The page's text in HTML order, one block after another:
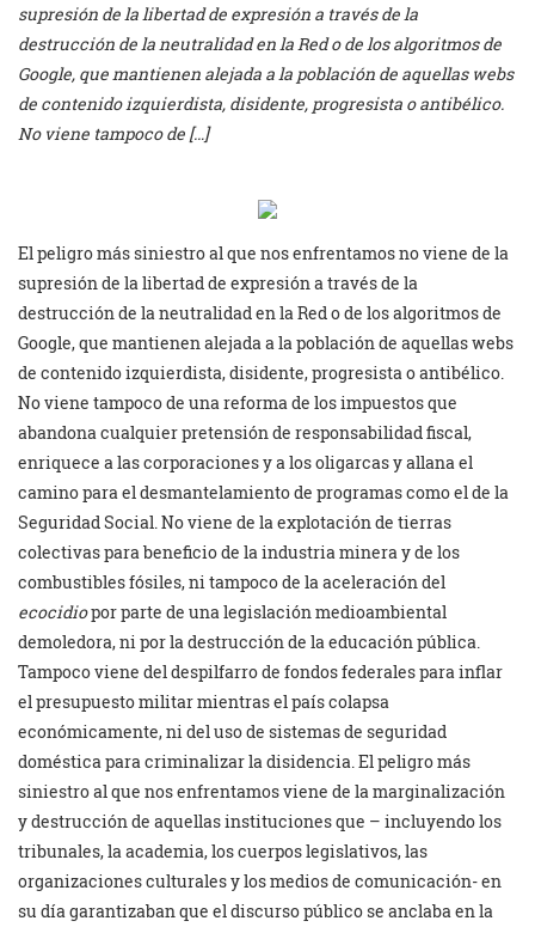
supresión de la libertad de expresión a través de la
destrucción de la neutralidad en la Red o de los algoritmos de
Google, que mantienen alejada a la población de aquellas webs
de contenido izquierdista, disidente, progresista o antibélico.
No viene tampoco de […]
El peligro más siniestro al que nos enfrentamos no viene de la
supresión de la libertad de expresión a través de la
destrucción de la neutralidad en la Red o de los algoritmos de
Google, que mantienen alejada a la población de aquellas webs
de contenido izquierdista, disidente, progresista o antibélico.
No viene tampoco de una reforma de los impuestos que
abandona cualquier pretensión de responsabilidad fiscal,
enriquece a las corporaciones y a los oligarcas y allana el
camino para el desmantelamiento de programas como el de la
Seguridad Social. No viene de la explotación de tierras
colectivas para beneficio de la industria minera y de los
combustibles fósiles, ni tampoco de la aceleración del
ecocidiopor parte de una legislación medioambiental
demoledora, ni por la destrucción de la educación pública.
Tampoco viene del despilfarro de fondos federales para inflar
el presupuesto militar mientras el país colapsa
económicamente, ni del uso de sistemas de seguridad
doméstica para criminalizar la disidencia. El peligro más
siniestro al que nos enfrentamos viene de la marginalización
y destrucción de aquellas instituciones que – incluyendo los
tribunales, la academia, los cuerpos legislativos, las
organizaciones culturales y los medios de comunicación- en
su día garantizaban que el discurso público se anclaba en la